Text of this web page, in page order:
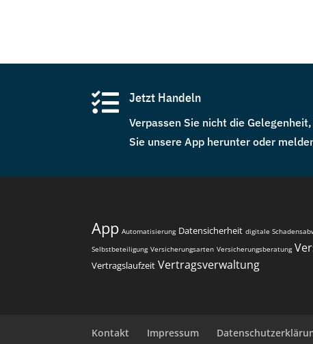
 Jetzt Handeln
Verpassen Sie nicht die
Sie unsere App herunter oder
App Automatisierung Datensicherheit digitale
Selbstbeteiligung Versicherungsarten Versicherungsberatung
Vertragslaufzeit Vertragsverwaltung
Kontakt Impressum